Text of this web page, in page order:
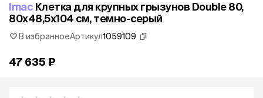
Imac Клетка для крупных грызунов Double 80,
80х48,5х104 см, темно-серый
В избранноеАртикул1059109
47 635 ₽